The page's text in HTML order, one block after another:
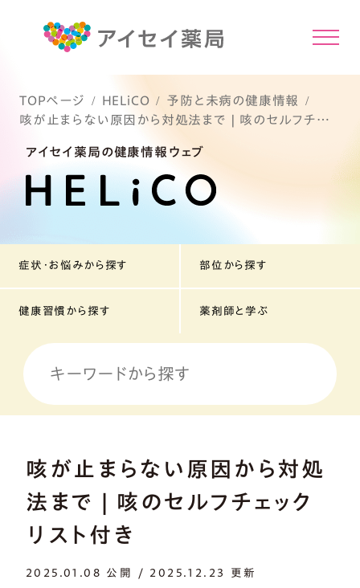
TOPページ HELiCO
予防と未病の健康情報
咳が止まらない原因から対処法まで | 咳のセルフチェッ
アイセイ薬局の健康情報ウェブ
症状・お悩みから探す 部位から探す
健康習慣から探す 薬剤師と学ぶ
咳が止まらない原因から対処
法まで | 咳のセルフチェック
リスト付き
2025.01.08 公開 / 2025.12.23 更新